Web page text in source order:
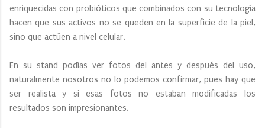
enriquecidas con probióticos que combinados con su tecnología
hacen que sus activos no se queden en la superficie de la piel,
sino que actúen a nivel celular.
En su stand podías ver fotos del antes y después del uso,
naturalmente nosotros no lo podemos confirmar, pues hay que
ser realista y si esas fotos no estaban modificadas los
resultados son impresionantes.